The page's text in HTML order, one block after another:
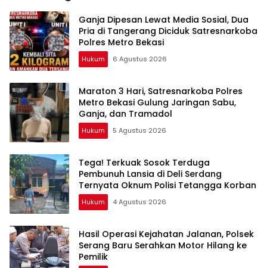
Ganja Dipesan Lewat Media Sosial, Dua
Pria di Tangerang Diciduk Satresnarkoba
Polres Metro Bekasi
Hukum 6 Agustus 2026
Maraton 3 Hari, Satresnarkoba Polres
Metro Bekasi Gulung Jaringan Sabu,
Ganja, dan Tramadol
Hukum 5 Agustus 2026
Tega! Terkuak Sosok Terduga
Pembunuh Lansia di Deli Serdang
Ternyata Oknum Polisi Tetangga Korban
Hukum 4 Agustus 2026
Hasil Operasi Kejahatan Jalanan, Polsek
Serang Baru Serahkan Motor Hilang ke
Pemilik